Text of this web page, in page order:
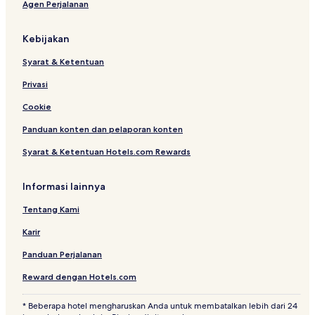
i
r
A
r
e
y
G
l
l
A
r
t
m
e
t
Agen Perjalanan
Kebijakan
Syarat & Ketentuan
Privasi
Cookie
Panduan konten dan pelaporan konten
Syarat & Ketentuan Hotels.com Rewards
Informasi lainnya
Tentang Kami
Karir
Panduan Perjalanan
Reward dengan Hotels.com
* Beberapa hotel mengharuskan Anda untuk membatalkan lebih dari 24